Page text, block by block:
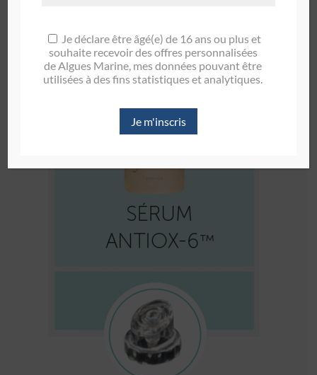
Je déclare être âgé(e) de 16 ans ou plus et
souhaite recevoir des offres personnalisées
de Algues Marine, mes données pouvant être
utilisées à des fins statistiques et analytiques.